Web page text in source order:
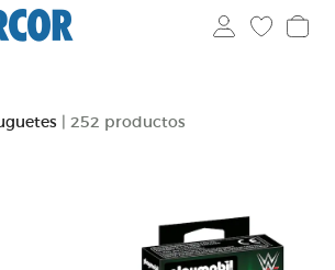
| 252 productos